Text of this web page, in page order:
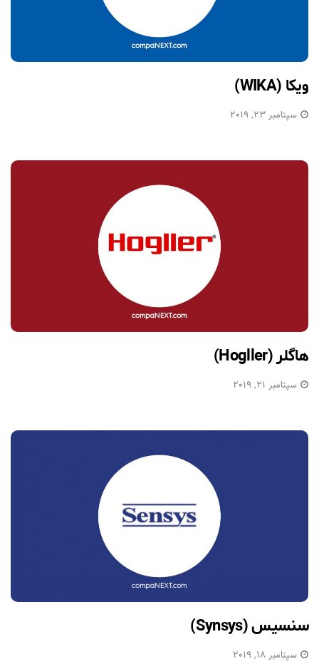
ویکا (WIKA)
سپتامبر 23, 2019
هاگلر (Hogller)
سپتامبر 21, 2019
سنسیس (Synsys)
سپتامبر 18, 2019